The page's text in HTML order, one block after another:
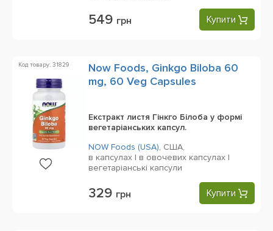
549 грн Купити
Код товару: 31829
Now Foods, Ginkgo Biloba 60
mg, 60 Veg Capsules
Екстракт листя Гінкго Білоба у формі
вегетаріанських капсул.
NOW Foods (USA), США,
в капсулах | в овочевих капсулах |
вегетаріанські капсули
329 грн Купити